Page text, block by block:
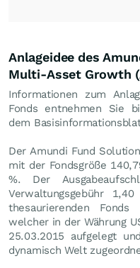
Anlageidee des
Multi-Asset Growth
Informationen zum
Fonds entnehmen Sie
dem
Der Amundi Fund
mit der Fondsgröße
%. Der
Verwaltungsgebühr
thesaurierenden
welcher in der Währung
25.03.2015 aufgelegt
dynamisch Welt